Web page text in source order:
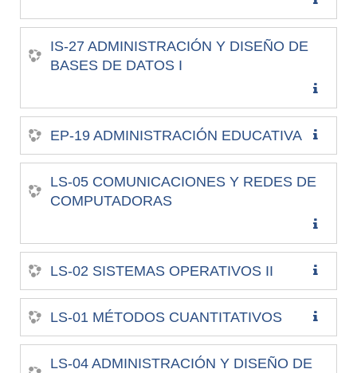
IS-27 ADMINISTRACIÓN Y DISEÑO DE
BASES DE DATOS I
EP-19 ADMINISTRACIÓN EDUCATIVA
LS-05 COMUNICACIONES Y REDES DE
COMPUTADORAS
LS-02 SISTEMAS OPERATIVOS II
LS-01 MÉTODOS CUANTITATIVOS
LS-04 ADMINISTRACIÓN Y DISEÑO DE